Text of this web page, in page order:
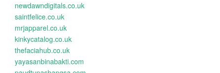
newdawndigitals.co.uk
saintfelice.co.uk
mrjapparel.co.uk
kinkycatalog.co.uk
thefaciahub.co.uk
yayasanbinabakti.com